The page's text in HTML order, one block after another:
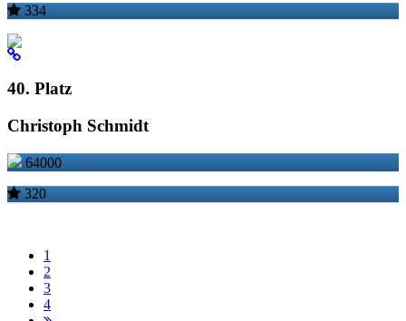
334
40. Platz
Christoph Schmidt
64000
320
1
2
3
4